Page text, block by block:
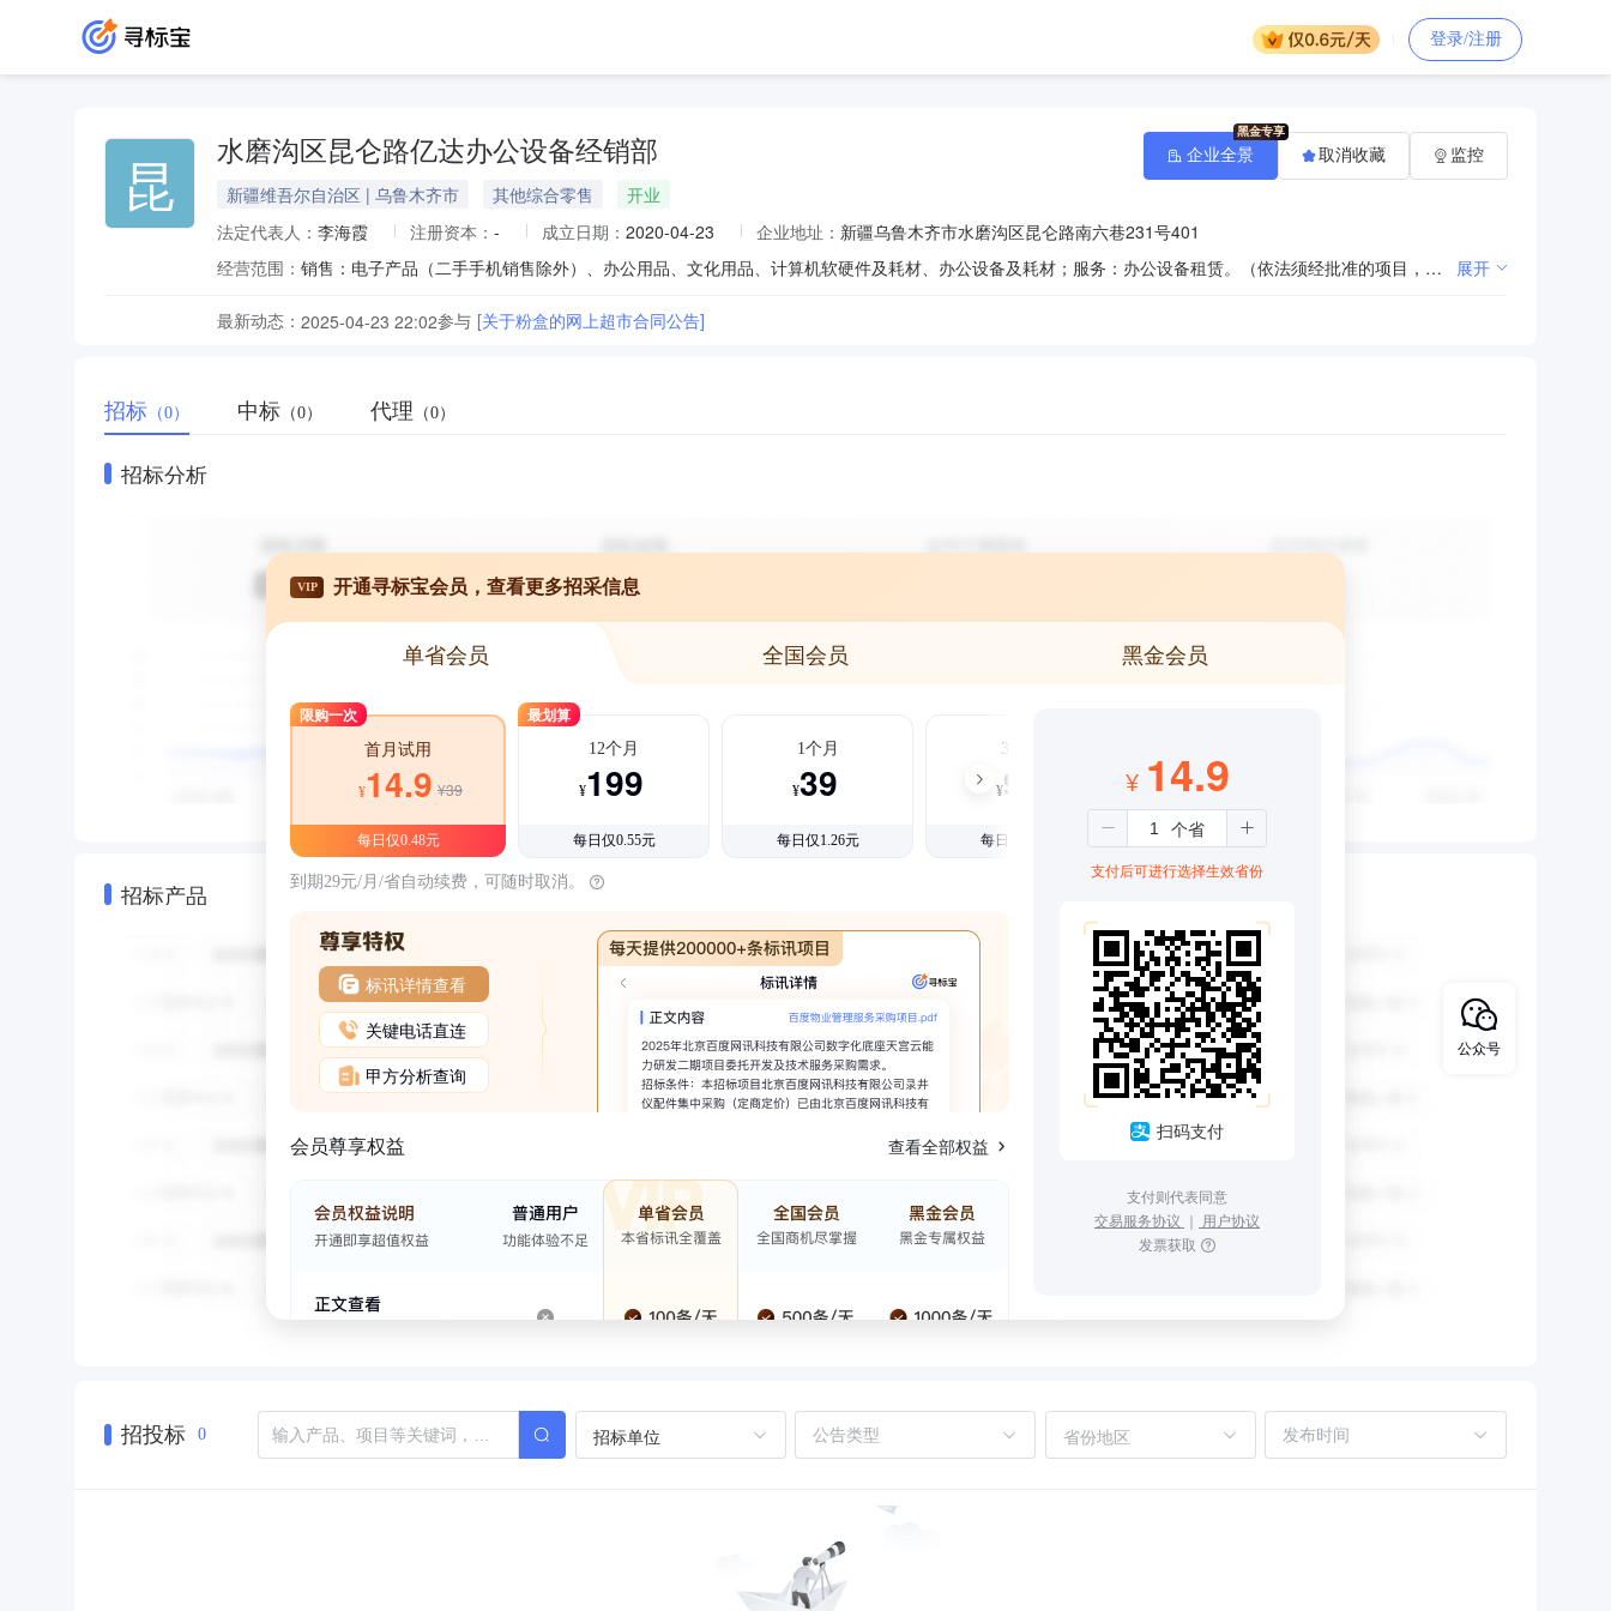
登录/注册
昆 水磨沟区昆仑路亿达办公设备经销部
新疆维吾尔自治区 | 乌鲁木齐市 其他综合零售
开业
法定代表人： 李海霞 注册资本： - 成立日期： 2020-04-23 企业地址： 新疆乌鲁木齐市水磨沟区昆仑路南六巷231号401
经营范围：
销售：电子产品（二手手机销售除外）、办公用品、文化用品、计算机软硬件及耗材、办公设备及耗材；服务：办公设备租赁。（依法须经批准的项目，经相关部门批准后方可开展经营活动） 展开
最新动态： 2025-04-23 22:02参与 [关于粉盒的网上超市合同公告]
企业全景 取消收藏 监控
招标 （0） 中标 （0） 代理 （0）
招标分析
招标产品
VIP 开通寻标宝会员，查看更多招采信息
单省会员 全国会员 黑金会员
限购一次
首月试用
¥14.9 ¥39
每日仅0.48元
最划算
12个月
¥199
每日仅0.55元
1个月
¥39
每日仅1.26元
3个月
¥99
每日仅1.08元
到期29元/月/省自动续费，可随时取消。
标讯详情查看
关键电话直连
甲方分析查询
会员尊享权益 查看全部权益
¥ 14.9
支付后可进行选择生效省份
扫码支付
支付则代表同意
交易服务协议 ｜ 用户协议
发票获取
招投标 0 招标单位 省份地区
公众号